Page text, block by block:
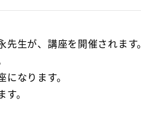
先生が、講座を開催されます。
なります。
。